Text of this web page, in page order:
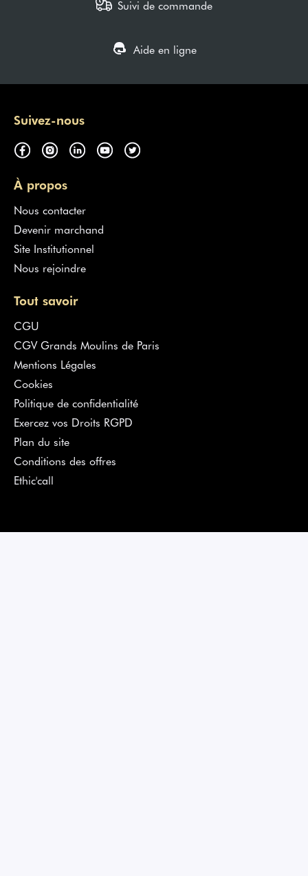
Suivi de commande
Aide en ligne
Suivez-nous
À propos
Nous contacter
Devenir marchand
Site Institutionnel
Nous rejoindre
Tout savoir
CGU
CGV Grands Moulins de Paris
Mentions Légales
Cookies
Politique de confidentialité
Exercez vos Droits RGPD
Plan du site
Conditions des offres
Ethic'call